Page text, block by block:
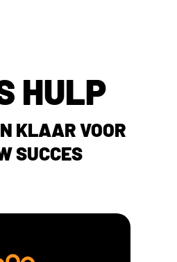
HULP
KLAAR VOOR
SUCCES